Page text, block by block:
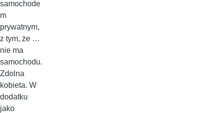
samochode
m
prywatnym,
z tym, że …
nie ma
samochodu.
Zdolna
kobieta. W
dodatku
jako